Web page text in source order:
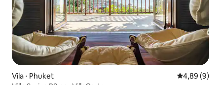
Vila ⋅ Phuket 4,89 de uma
4,89 (9)